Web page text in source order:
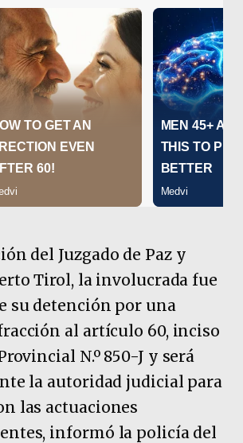
del Juzgado de Paz y
Tirol, la involucrada fue
su detención por una
al artículo 60, inciso
N.º 850-J y será
la autoridad judicial para
las actuaciones
informó la policía del